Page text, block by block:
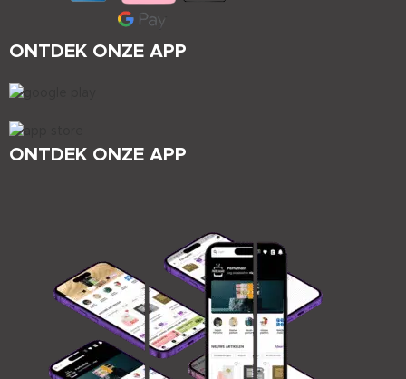
ONTDEK ONZE APP
ONTDEK ONZE APP